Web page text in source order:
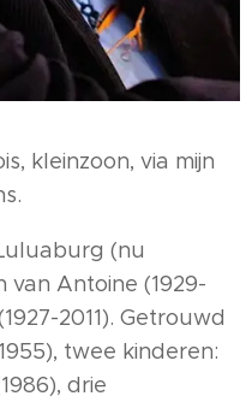
kleinzoon, via mijn
(nu
van Antoine (1929-
2011). Getrouwd
twee kinderen:
drie